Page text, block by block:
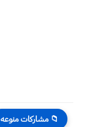
📁 مشاركات منوعه